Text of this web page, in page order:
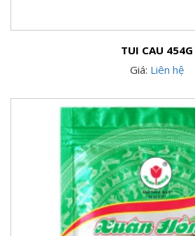
TUI CAU 454G
Giá: Liên hệ